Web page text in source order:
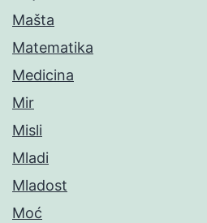
Mašta
Matematika
Medicina
Mir
Misli
Mladi
Mladost
Moć